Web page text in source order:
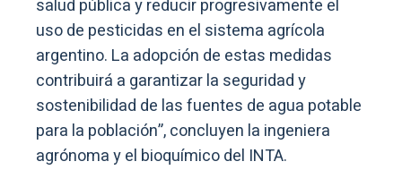
salud pública y reducir progresivamente el
uso de pesticidas en el sistema agrícola
argentino. La adopción de estas medidas
contribuirá a garantizar la seguridad y
sostenibilidad de las fuentes de agua potable
para la población”, concluyen la ingeniera
agrónoma y el bioquímico del INTA.